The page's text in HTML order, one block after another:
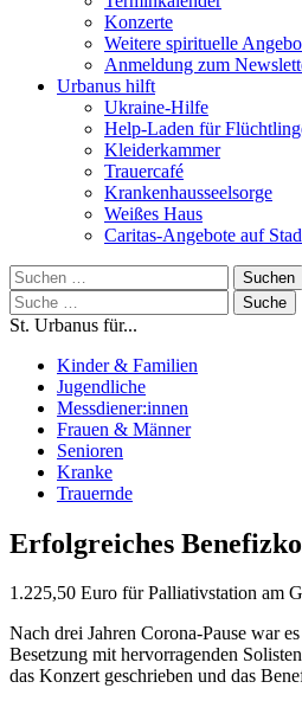
Konzerte
Weitere spirituelle
Anmeldung zum
Urbanus hilft
Ukraine-Hilfe
Help-Laden für
Kleiderkammer
Trauercafé
Krankenhausseelsorge
Weißes Haus
Caritas-Angebote auf
Suchen
nach:
Suche
nach:
St. Urbanus für...
Kinder & Familien
Jugendliche
Messdiener:innen
Frauen & Männer
Senioren
Kranke
Trauernde
Erfolgreiches
1.225,50 Euro für Palliativstation am
Nach drei Jahren Corona-Pause war
Besetzung mit hervorragenden
das Konzert geschrieben und das